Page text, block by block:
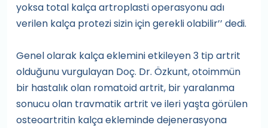
yoksa total kalça artroplasti operasyonu adı
verilen kalça protezi sizin için gerekli olabilir’’ dedi.
Genel olarak kalça eklemini etkileyen 3 tip artrit
olduğunu vurgulayan Doç. Dr. Özkunt, otoimmün
bir hastalık olan romatoid artrit, bir yaralanma
sonucu olan travmatik artrit ve ileri yaşta görülen
osteoartritin kalça ekleminde dejenerasyona